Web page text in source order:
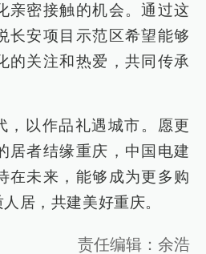
亲密接触的机会。通过这
长安项目示范区希望能够
的关注和热爱，共同传承
，以作品礼遇城市。愿更
居者结缘重庆，中国电建
在未来，能够成为更多购
居，共建美好重庆。
责任编辑：余浩